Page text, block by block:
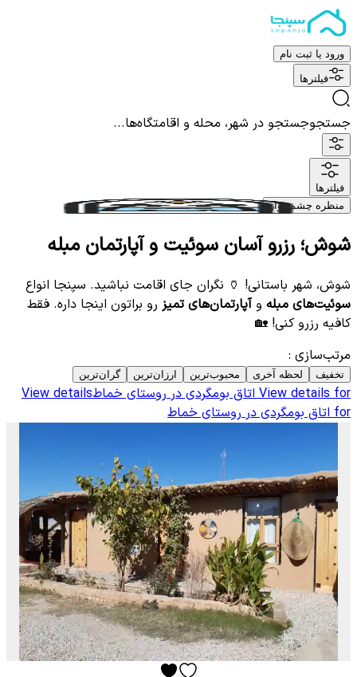
ورود یا ثبت نام
فیلترها
جستجوجستجو در شهر، محله و اقامتگاه‌ها...
فیلترها
منظره چشم نواز
شوش؛ رزرو آسان سوئیت و آپارتمان مبله
شوش، شهر باستانی! 🏺 نگران جای اقامت نباشید. سپنجا انواع
سوئیت‌های مبله وآپارتمان‌های تمیز رو براتون اینجا داره. فقط
کافیه رزرو کنی! 🏡
مرتب‌سازی :
تخفیف لحظه آخری محبوب‌ترین ارزان‌ترین گران‌ترین
View details for اتاق بومگردی در روستای خماطView details
for اتاق بومگردی در روستای خماط